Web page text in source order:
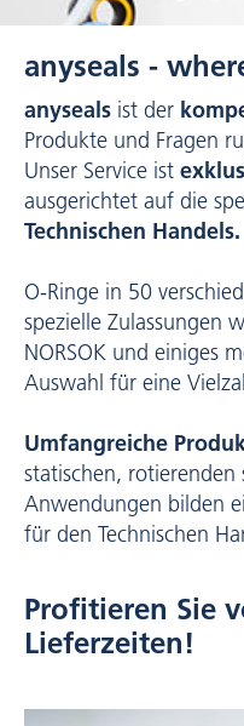
anyseals -
anyseals ist der
Produkte und Fragen
Unser Service ist
ausgerichtet auf die
Technischen Handels.
O-Ringe in 50
spezielle Zulassungen
NORSOK und einiges
Auswahl für eine
Umfangreiche
statischen, rotierenden
Anwendungen bilden
für den Technischen
Profitieren Sie
Lieferzeiten!